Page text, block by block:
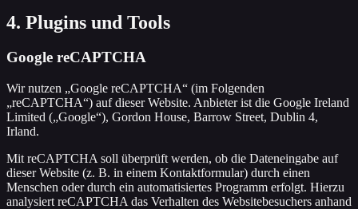
4. Plugins und Tools
Google reCAPTCHA
Wir nutzen „Google reCAPTCHA“ (im Folgenden
„reCAPTCHA“) auf dieser Website. Anbieter ist die Google Ireland
Limited („Google“), Gordon House, Barrow Street, Dublin 4,
Irland.
Mit reCAPTCHA soll überprüft werden, ob die Dateneingabe auf
dieser Website (z. B. in einem Kontaktformular) durch einen
Menschen oder durch ein automatisiertes Programm erfolgt. Hierzu
analysiert reCAPTCHA das Verhalten des Websitebesuchers anhand